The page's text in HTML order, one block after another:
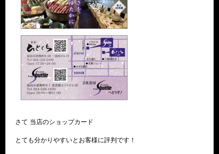
さて 当店のショップカード
とても分かりやすいとお客様に評判です！